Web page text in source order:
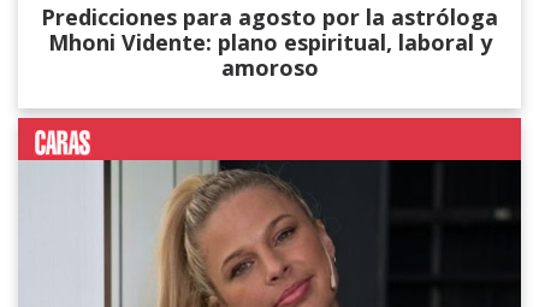
Predicciones para agosto por la astróloga
Mhoni Vidente: plano espiritual, laboral y
amoroso